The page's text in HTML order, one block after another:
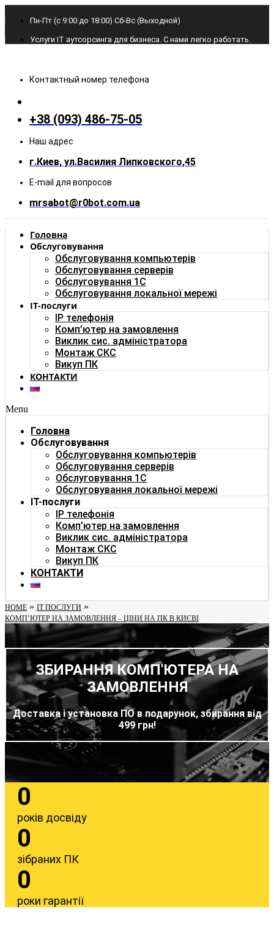
Пн-Пт (с 9:00 до 18:00) Cб-Вс (Выходной)
Услуги IT аутсорсинга для бизнеса. С нами легко работать.
Контактный номер телефона
+38 (093) 486-75-05
Наш адрес
г.Киев, ул.Василия Липковского,45
E-mail для вопросов
mrsabot@r0bot.com.ua
Головна
Обслуговування
Обслуговування компьютерів
Обслуговування серверів
Обслуговування 1С
Обслуговування локальної мережі
IT-послуги
IP телефонія
Комп’ютер на замовлення
Виклик сис. адміністратора
Монтаж СКС
Викуп ПК
КОНТАКТИ
Menu
Головна
Обслуговування
Обслуговування компьютерів
Обслуговування серверів
Обслуговування 1С
Обслуговування локальної мережі
IT-послуги
IP телефонія
Комп’ютер на замовлення
Виклик сис. адміністратора
Монтаж СКС
Викуп ПК
КОНТАКТИ
HOME » IT ПОСЛУГИ »
КОМП’ЮТЕР НА ЗАМОВЛЕННЯ – ЦІНИ НА ПК В КИЄВІ
ЗБИРАННЯ КОМП'ЮТЕРА НА
ЗАМОВЛЕННЯ
Доставка і установка ПО в подарунок, збирання від
499 грн!
0
років досвіду
0
зібраних ПК
0
роки гарантії